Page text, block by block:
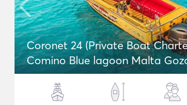
Coronet 24 (Private Boat
Comino Blue lagoon Malta